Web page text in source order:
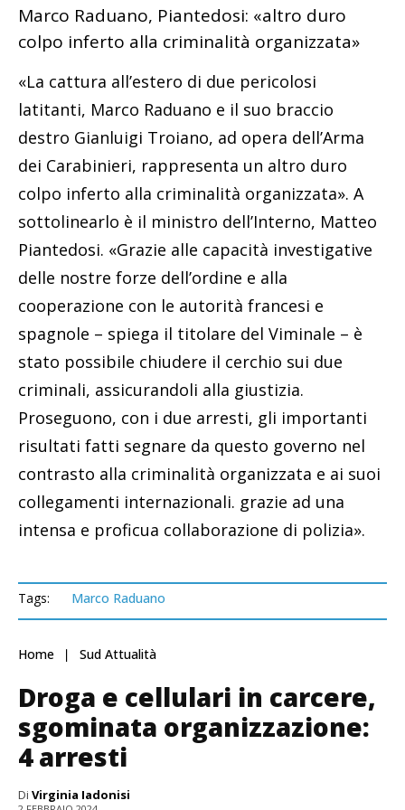
Marco Raduano, Piantedosi: «altro duro
colpo inferto alla criminalità organizzata»
«La cattura all’estero di due pericolosi
latitanti, Marco Raduano e il suo braccio
destro Gianluigi Troiano, ad opera dell’Arma
dei Carabinieri, rappresenta un altro duro
colpo inferto alla criminalità organizzata». A
sottolinearlo è il ministro dell’Interno, Matteo
Piantedosi. «Grazie alle capacità investigative
delle nostre forze dell’ordine e alla
cooperazione con le autorità francesi e
spagnole – spiega il titolare del Viminale – è
stato possibile chiudere il cerchio sui due
criminali, assicurandoli alla giustizia.
Proseguono, con i due arresti, gli importanti
risultati fatti segnare da questo governo nel
contrasto alla criminalità organizzata e ai suoi
collegamenti internazionali. grazie ad una
intensa e proficua collaborazione di polizia».
Tags: Marco Raduano
Home Sud Attualità
Droga e cellulari in carcere,
sgominata organizzazione:
4 arresti
Di Virginia Iadonisi